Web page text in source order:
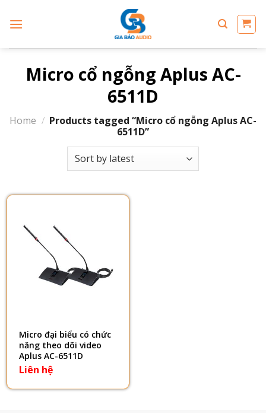
Micro cổ ngỗng Aplus AC-
6511D
Home / Products tagged “Micro cổ ngỗng Aplus AC-
6511D”
Micro đại biểu có chức
năng theo dõi video
Aplus AC-6511D
Liên hệ